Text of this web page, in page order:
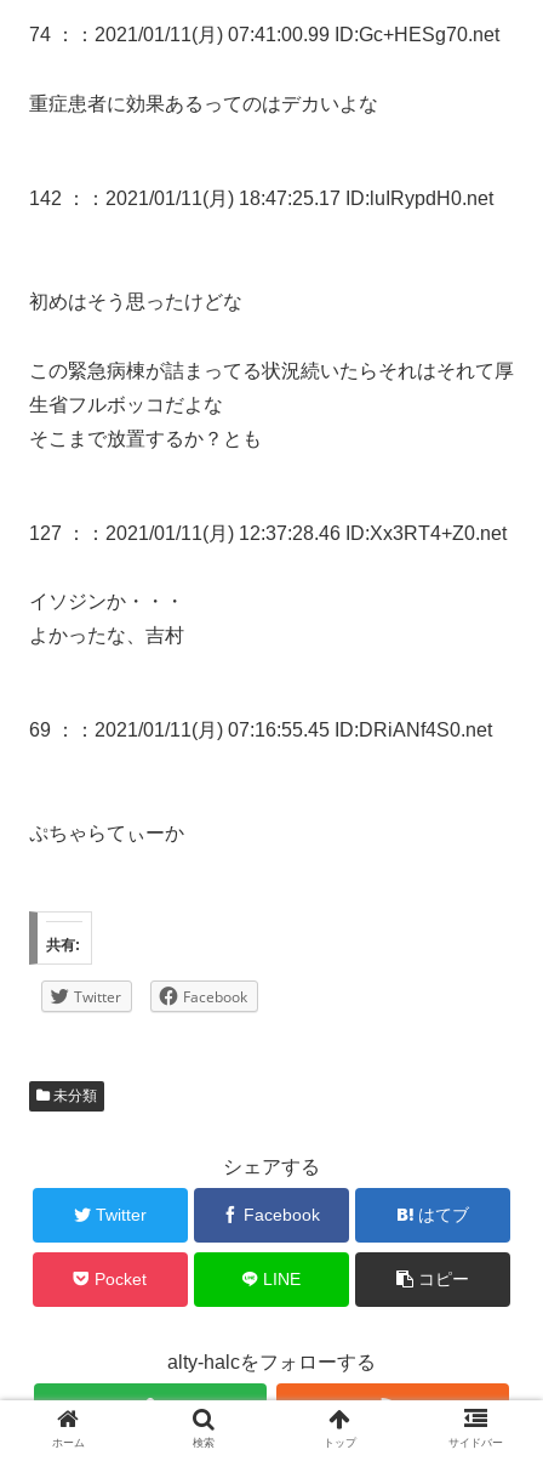
74 ： ：2021/01/11(月) 07:41:00.99 ID:Gc+HESg70.net
重症患者に効果あるってのはデカいよな
142 ： ：2021/01/11(月) 18:47:25.17 ID:luIRypdH0.net
初めはそう思ったけどな
この緊急病棟が詰まってる状況続いたらそれはそれて厚
生省フルボッコだよな
そこまで放置するか？とも
127 ： ：2021/01/11(月) 12:37:28.46 ID:Xx3RT4+Z0.net
イソジンか・・・
よかったな、吉村
69 ： ：2021/01/11(月) 07:16:55.45 ID:DRiANf4S0.net
ぷちゃらてぃーか
共有:
Twitter Facebook
未分類
シェアする
Twitter Facebook はてブ
Pocket LINE コピー
alty-halcをフォローする
ホーム 検索 トップ サイドバー